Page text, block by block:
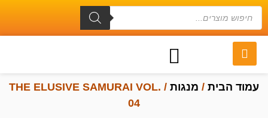
עמוד הבית / מנגות
/ THE ELUSIVE SAMURAI VOL.
04